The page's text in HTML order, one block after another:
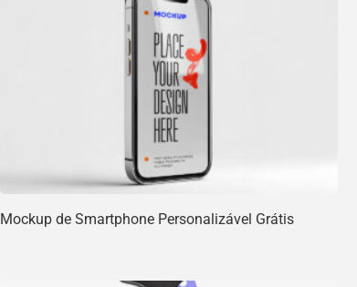
Mockup de Smartphone Personalizável Grátis